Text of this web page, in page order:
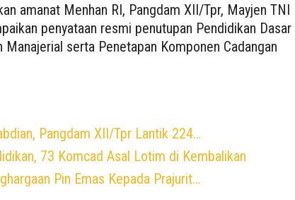
amanat Menhan RI, Pangdam XII/Tpr, Mayjen TNI
penyataan resmi penutupan Pendidikan Dasar
Manajerial serta Penetapan Komponen Cadangan
Pangdam XII/Tpr Lantik 224…
73 Komcad Asal Lotim di Kembalikan
Pin Emas Kepada Prajurit…